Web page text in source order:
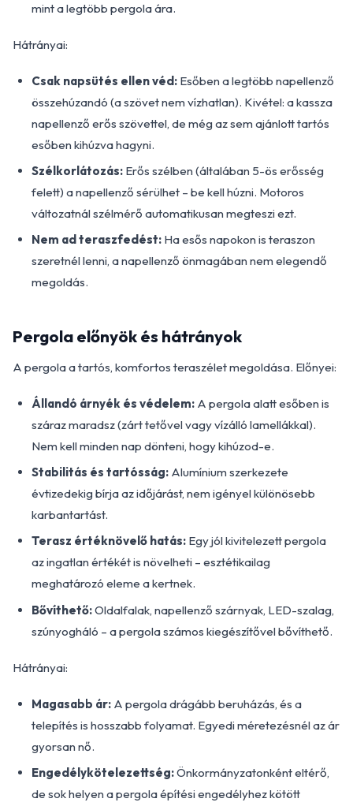
mint a legtöbb pergola ára.
Hátrányai:
Csak napsütés ellen véd: Esőben a legtöbb napellenző
összehúzandó (a szövet nem vízhatlan). Kivétel: a kassza
napellenző erős szövettel, de még az sem ajánlott tartós
esőben kihúzva hagyni.
Szélkorlátozás: Erős szélben (általában 5-ös erősség
felett) a napellenző sérülhet – be kell húzni. Motoros
változatnál szélmérő automatikusan megteszi ezt.
Nem ad teraszfedést: Ha esős napokon is teraszon
szeretnél lenni, a napellenző önmagában nem elegendő
megoldás.
Pergola előnyök és hátrányok
A pergola a tartós, komfortos teraszélet megoldása. Előnyei:
Állandó árnyék és védelem: A pergola alatt esőben is
száraz maradsz (zárt tetővel vagy vízálló lamellákkal).
Nem kell minden nap dönteni, hogy kihúzod-e.
Stabilitás és tartósság: Alumínium szerkezete
évtizedekig bírja az időjárást, nem igényel különösebb
karbantartást.
Terasz értéknövelő hatás: Egy jól kivitelezett pergola
az ingatlan értékét is növelheti – esztétikailag
meghatározó eleme a kertnek.
Bővíthető:Oldalfalak, napellenző szárnyak, LED-szalag,
szúnyogháló – a pergola számos kiegészítővel bővíthető.
Hátrányai:
Magasabb ár: A pergola drágább beruházás, és a
telepítés is hosszabb folyamat. Egyedi méretezésnél az ár
gyorsan nő.
Engedélykötelezettség:Önkormányzatonként eltérő,
de sok helyen a pergola építési engedélyhez kötött